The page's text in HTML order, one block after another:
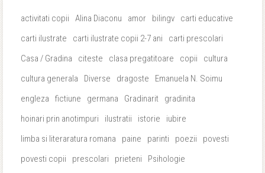
activitati copii Alina Diaconu amor bilingv
carti educative
carti ilustrate
carti ilustrate copii 2-7 ani
carti prescolari
Casa / Gradina
citeste clasa pregatitoare copii
cultura
cultura generala
Diverse dragoste
Emanuela N. Soimu
engleza
fictiune germana Gradinarit
gradinita
hoinari prin anotimpuri
ilustratii istorie
iubire
limba si literaratura romana
paine parinti poezii
povesti
povesti copii
prescolari prieteni
Psihologie